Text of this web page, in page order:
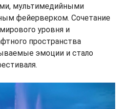
мультимедийными
фейерверком. Сочетание
уровня и
пространства
эмоции и стало